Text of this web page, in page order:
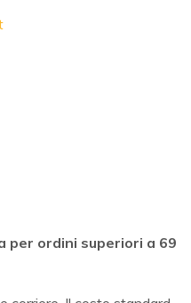
per ordini superiori a 69